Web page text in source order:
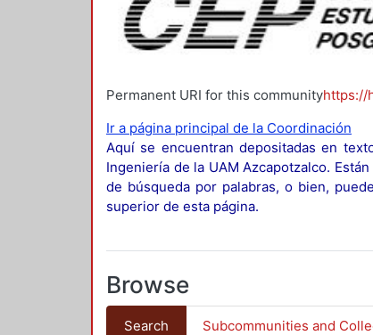
Permanent URI for this communityhttps://
Ir a página principal de la Coordinación
Aquí se encuentran depositadas en
Ingeniería de la UAM Azcapotzalco.
de búsqueda por palabras, o bien,
superior de esta página.
Browse
Search Subcommunities and